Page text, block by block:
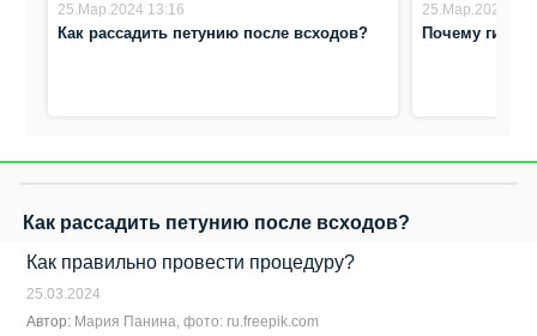
25.Мар.2024 13:16
Как рассадить петунию после всходов?
25.Мар.2024
Почему
Как рассадить петунию после всходов?
Как правильно провести процедуру?
25.03.2024
Автор: Мария Панина, фото: ru.freepik.com